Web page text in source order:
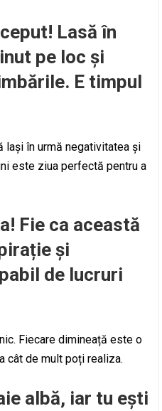
Lasă în
pe loc și
E timpul
lași în urmă negativitatea și
este ziua perfectă pentru a
Fie ca această
și
de lucruri
Fiecare dimineață este o
cât de mult poți realiza.
albă, iar tu ești